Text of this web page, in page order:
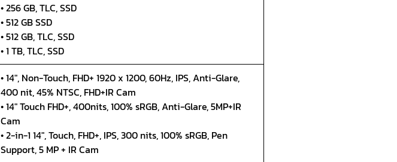
• 256 GB, TLC, SSD
• 512 GB SSD
• 512 GB, TLC, SSD
• 1 TB, TLC, SSD
• 14", Non-Touch, FHD+ 1920 x 1200, 60Hz, IPS, Anti-Glare,
400 nit, 45% NTSC, FHD+IR Cam
• 14" Touch FHD+, 400nits, 100% sRGB, Anti-Glare, 5MP+IR
Cam
• 2-in-1 14", Touch, FHD+, IPS, 300 nits, 100% sRGB, Pen
Support, 5 MP + IR Cam